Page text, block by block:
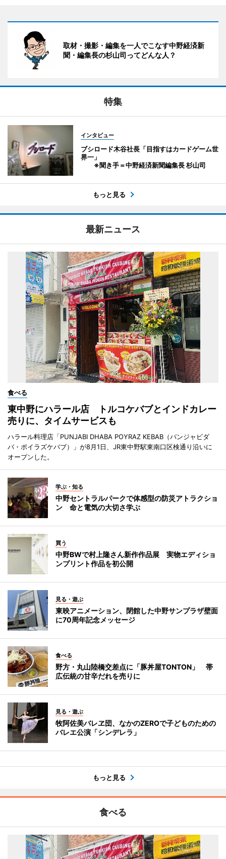
取材・撮影・編集を一人でこなす中野経済新
聞・編集長の杉山司ってどんな人？
特集
インタビュー
ブシロード木谷社長「目指すはカードゲーム世
界一」
※聞き手＝中野経済新聞編集長 杉山司
もっと見る
最新ニュース
食べる
東中野にハラール店 トルコケバブとインドカレー
売りに、タイムサービスも
ハラール料理店「PUNJABI DHABA POYRAZ KEBAB（パンジャビダ
バ・ポイラズケバブ）」が8月1日、JR東中野駅東南口区検通り沿いに
オープンした。
学ぶ・知る
中野セントラルパークで体感型の防災アトラクショ
ン 命と電気の大切さ学ぶ
買う
中野BWで村上隆さん新作作品展 実物エディショ
ンプリント作品を初公開
見る・遊ぶ
東映アニメーション、閉館した中野サンプラザ壁面
に70周年記念メッセージ
食べる
野方・丸山陸橋交差点に「豚丼屋TONTON」 帯
広伝統の甘辛だれを売りに
見る・遊ぶ
牧阿佐美バレヱ団、なかのZEROで子どものための
バレエ公演「シンデレラ」
もっと見る
食べる